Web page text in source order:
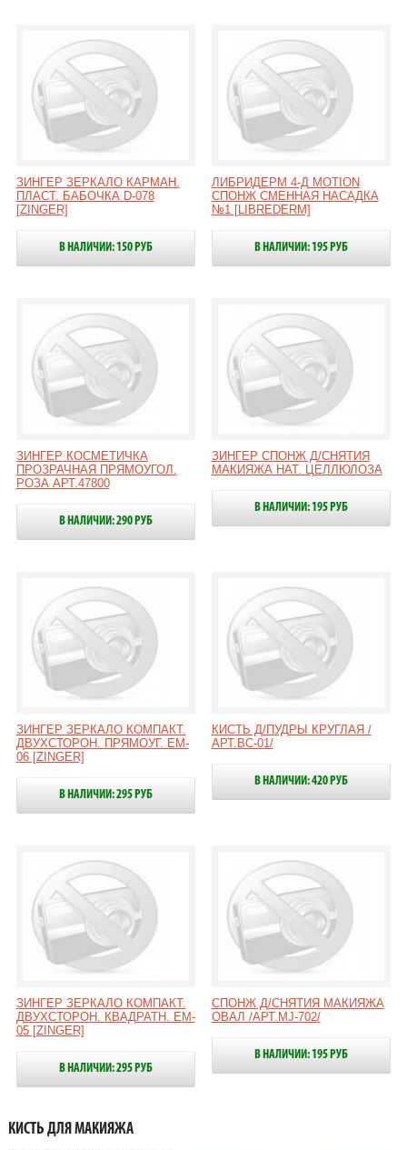
ЗИНГЕР ЗЕРКАЛО КАРМАН.
ПЛАСТ. БАБОЧКА D-078
[ZINGER]
В НАЛИЧИИ: 150 РУБ
ЛИБРИДЕРМ 4-Д MOTION
СПОНЖ СМЕННАЯ НАСАДКА
№1 [LIBREDERM]
В НАЛИЧИИ: 195 РУБ
ЗИНГЕР КОСМЕТИЧКА
ПРОЗРАЧНАЯ ПРЯМОУГОЛ.
РОЗА АРТ.47800
В НАЛИЧИИ: 290 РУБ
ЗИНГЕР СПОНЖ Д/СНЯТИЯ
МАКИЯЖА НАТ. ЦЕЛЛЮЛОЗА
В НАЛИЧИИ: 195 РУБ
ЗИНГЕР ЗЕРКАЛО КОМПАКТ.
ДВУХСТОРОН. ПРЯМОУГ. EM-
06 [ZINGER]
В НАЛИЧИИ: 295 РУБ
КИСТЬ Д/ПУДРЫ КРУГЛАЯ /
АРТ.ВС-01/
В НАЛИЧИИ: 420 РУБ
ЗИНГЕР ЗЕРКАЛО КОМПАКТ.
ДВУХСТОРОН. КВАДРАТН. EM-
05 [ZINGER]
В НАЛИЧИИ: 295 РУБ
СПОНЖ Д/СНЯТИЯ МАКИЯЖА
ОВАЛ /АРТ.MJ-702/
В НАЛИЧИИ: 195 РУБ
КИСТЬ ДЛЯ МАКИЯЖА